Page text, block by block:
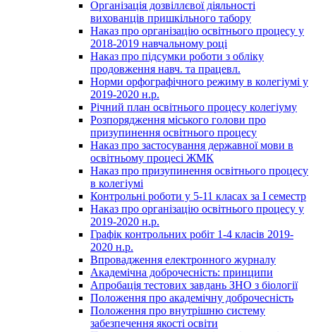
Організація дозвіллєвої діяльності
вихованців пришкільного табору
Наказ про організацію освітнього процесу у
2018-2019 навчальному році
Наказ про підсумки роботи з обліку
продовження навч. та працевл.
Норми орфографічного режиму в колегіумі у
2019-2020 н.р.
Річний план освітнього процесу колегіуму
Розпорядження міського голови про
призупинення освітнього процесу
Наказ про застосування державної мови в
освітньому процесі ЖМК
Наказ про призупинення освітнього процесу
в колегіумі
Контрольні роботи у 5-11 класах за І семестр
Наказ про організацію освітнього процесу у
2019-2020 н.р.
Графік контрольних робіт 1-4 класів 2019-
2020 н.р.
Впровадження електронного журналу
Академічна доброчесність: принципи
Апробація тестових завдань ЗНО з біології
Положення про академічну доброчесність
Положення про внутрішню систему
забезпечення якості освіти